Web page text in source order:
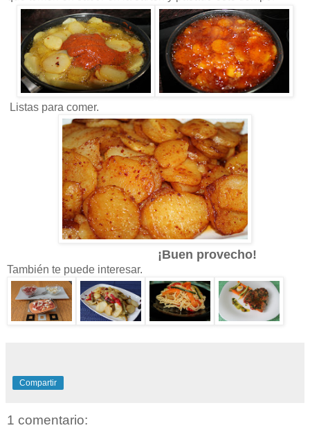
Listas para comer.
¡Buen provecho!
También te puede interesar.
Compartir
1 comentario: